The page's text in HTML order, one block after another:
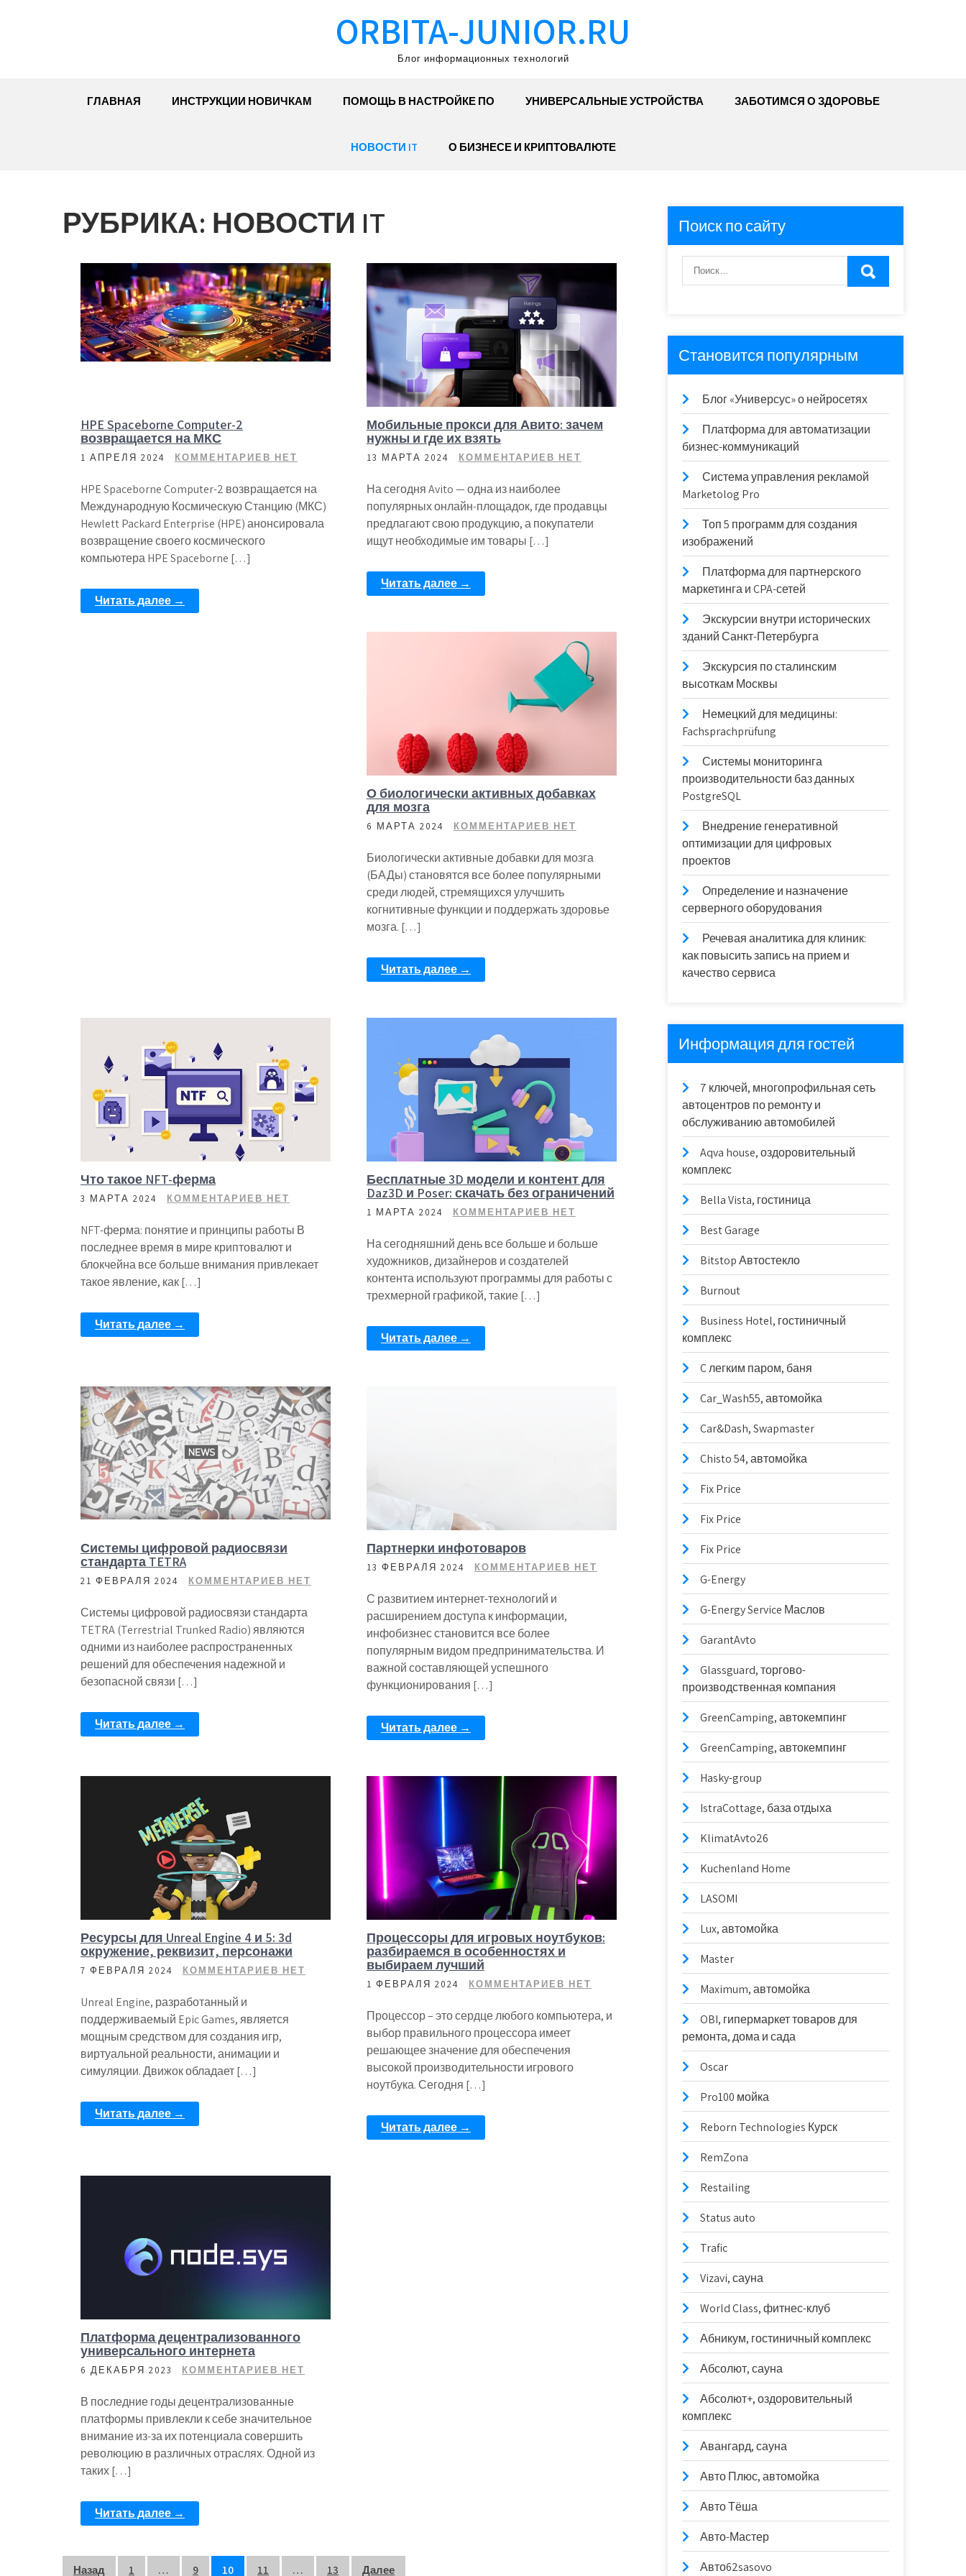
ORBITA-JUNIOR.RU
Блог информационных технологий
ГЛАВНАЯ ИНСТРУКЦИИ НОВИЧКАМ ПОМОЩЬ В НАСТРОЙКЕ ПО УНИВЕРСАЛЬНЫЕ УСТРОЙСТВА ЗАБОТИМСЯ О ЗДОРОВЬЕ
НОВОСТИ IT О БИЗНЕСЕ И КРИПТОВАЛЮТЕ
РУБРИКА: НОВОСТИ IT
HPE Spaceborne Computer-2
возвращается на МКС
1 АПРЕЛЯ 2024 КОММЕНТАРИЕВ НЕТ
HPE Spaceborne Computer-2 возвращается на
Международную Космическую Станцию (МКС)
Hewlett Packard Enterprise (HPE) анонсировала
возвращение своего космического
компьютера HPE Spaceborne […]
Читать далее →
Мобильные прокси для Авито: зачем
нужны и где их взять
13 МАРТА 2024 КОММЕНТАРИЕВ НЕТ
На сегодня Avito — одна из наиболее
популярных онлайн-площадок, где продавцы
предлагают свою продукцию, а покупатели
ищут необходимые им товары […]
Читать далее →
О биологически активных добавках
для мозга
6 МАРТА 2024 КОММЕНТАРИЕВ НЕТ
Биологически активные добавки для мозга
(БАДы) становятся все более популярными
среди людей, стремящихся улучшить
когнитивные функции и поддержать здоровье
мозга. […]
Читать далее →
Что такое NFT-ферма
3 МАРТА 2024 КОММЕНТАРИЕВ НЕТ
NFT-ферма: понятие и принципы работы В
последнее время в мире криптовалют и
блокчейна все больше внимания привлекает
такое явление, как […]
Читать далее →
Бесплатные 3D модели и контент для
Daz3D и Poser: скачать без ограничений
1 МАРТА 2024 КОММЕНТАРИЕВ НЕТ
На сегодняшний день все больше и больше
художников, дизайнеров и создателей
контента используют программы для работы с
трехмерной графикой, такие […]
Читать далее →
Системы цифровой радиосвязи
стандарта TETRA
21 ФЕВРАЛЯ 2024 КОММЕНТАРИЕВ НЕТ
Системы цифровой радиосвязи стандарта
TETRA (Terrestrial Trunked Radio) являются
одними из наиболее распространенных
решений для обеспечения надежной и
безопасной связи […]
Читать далее →
Партнерки инфотоваров
13 ФЕВРАЛЯ 2024 КОММЕНТАРИЕВ НЕТ
С развитием интернет-технологий и
расширением доступа к информации,
инфобизнес становится все более
популярным видом предпринимательства. И
важной составляющей успешного
функционирования […]
Читать далее →
Ресурсы для Unreal Engine 4 и 5: 3d
окружение, реквизит, персонажи
7 ФЕВРАЛЯ 2024 КОММЕНТАРИЕВ НЕТ
Unreal Engine, разработанный и
поддерживаемый Epic Games, является
мощным средством для создания игр,
виртуальной реальности, анимации и
симуляции. Движок обладает […]
Читать далее →
Процессоры для игровых ноутбуков:
разбираемся в особенностях и
выбираем лучший
1 ФЕВРАЛЯ 2024 КОММЕНТАРИЕВ НЕТ
Процессор – это сердце любого компьютера, и
выбор правильного процессора имеет
решающее значение для обеспечения
высокой производительности игрового
ноутбука. Сегодня […]
Читать далее →
Платформа децентрализованного
универсального интернета
6 ДЕКАБРЯ 2023 КОММЕНТАРИЕВ НЕТ
В последние годы децентрализованные
платформы привлекли к себе значительное
внимание из-за их потенциала совершить
революцию в различных отраслях. Одной из
таких […]
Читать далее →
Назад 1 … 9 10 11 … 13 Далее
Поиск по сайту
Становится популярным
Блог «Универсус» о нейросетях
Платформа для автоматизации
бизнес-коммуникаций
Система управления рекламой
Marketolog Pro
Топ 5 программ для создания
изображений
Платформа для партнерского
маркетинга и CPA-сетей
Экскурсии внутри исторических
зданий Санкт-Петербурга
Экскурсия по сталинским
высоткам Москвы
Немецкий для медицины:
Fachsprachprüfung
Системы мониторинга
производительности баз данных
PostgreSQL
Внедрение генеративной
оптимизации для цифровых
проектов
Определение и назначение
серверного оборудования
Речевая аналитика для клиник:
как повысить запись на прием и
качество сервиса
Информация для гостей
7 ключей, многопрофильная сеть
автоцентров по ремонту и
обслуживанию автомобилей
Aqva house, оздоровительный
комплекс
Bella Vista, гостиница
Best Garage
Bitstop Автостекло
Burnout
Business Hotel, гостиничный
комплекс
C легким паром, баня
Car_Wash55, автомойка
Car&Dash, Swapmaster
Chisto 54, автомойка
Fix Price
Fix Price
Fix Price
G-Energy
G-Energy Service Маслов
GarantAvto
Glassguard, торгово-
производственная компания
GreenCamping, автокемпинг
GreenCamping, автокемпинг
Hasky-group
IstraCottage, база отдыха
KlimatAvto26
Kuchenland Home
LASOMI
Lux, автомойка
Master
Maximum, автомойка
OBI, гипермаркет товаров для
ремонта, дома и сада
Oscar
Pro100 мойка
Reborn Technologies Курск
RemZona
Restailing
Status auto
Trafic
Vizavi, сауна
World Class, фитнес-клуб
Абникум, гостиничный комплекс
Абсолют, сауна
Абсолют+, оздоровительный
комплекс
Авангард, сауна
Авто Плюс, автомойка
Авто Тёша
Авто-Мастер
Авто62sasovo